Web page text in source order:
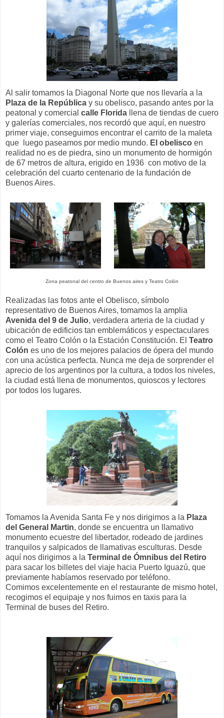
Al salir tomamos la Diagonal Norte que nos llevaría a la
Plaza de la República y su obelisco, pasando antes por la
peatonal y comercial calle Florida llena de tiendas de cuero
y galerías comerciales, nos recordó que aquí, en nuestro
primer viaje, conseguimos encontrar el carrito de la maleta
que luego paseamos por medio mundo. El obelisco en
realidad no es de piedra, sino un monumento de hormigón
de 67 metros de altura, erigido en 1936 con motivo de la
celebración del cuarto centenario de la fundación de
Buenos Aires.
Zona peatonal del centro de Buenos aires y Teatro Colón
Realizadas las fotos ante el Obelisco, símbolo
representativo de Buenos Aires, tomamos la amplia
Avenida del 9 de Julio, verdadera arteria de la ciudad y
ubicación de edificios tan emblemáticos y espectaculares
como el Teatro Colón o la Estación Constitución. El Teatro
Colón es uno de los mejores palacios de ópera del mundo
con una acústica perfecta. Nunca me deja de sorprender el
aprecio de los argentinos por la cultura, a todos los niveles,
la ciudad está llena de monumentos, quioscos y lectores
por todos los lugares.
Tomamos la Avenida Santa Fe y nos dirigimos a la Plaza
del General Martin, donde se encuentra un llamativo
monumento ecuestre del libertador, rodeado de jardines
tranquilos y salpicados de llamativas esculturas. Desde
aquí nos dirigimos a la Terminal de Ómnibus del Retiro
para sacar los billetes del viaje hacia Puerto Iguazú, que
previamente habíamos reservado por teléfono.
Comimos excelentemente en el restaurante de mismo hotel,
recogimos el equipaje y nos fuimos en taxis para la
Terminal de buses del Retiro.